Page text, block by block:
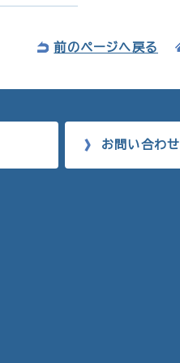
前のページへ戻る
お問い合わせ